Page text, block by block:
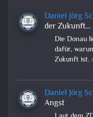
Daniel Jörg
der Zukunft…
Die Donau
dafür,
Zukunft ist.
Daniel Jörg
Angst